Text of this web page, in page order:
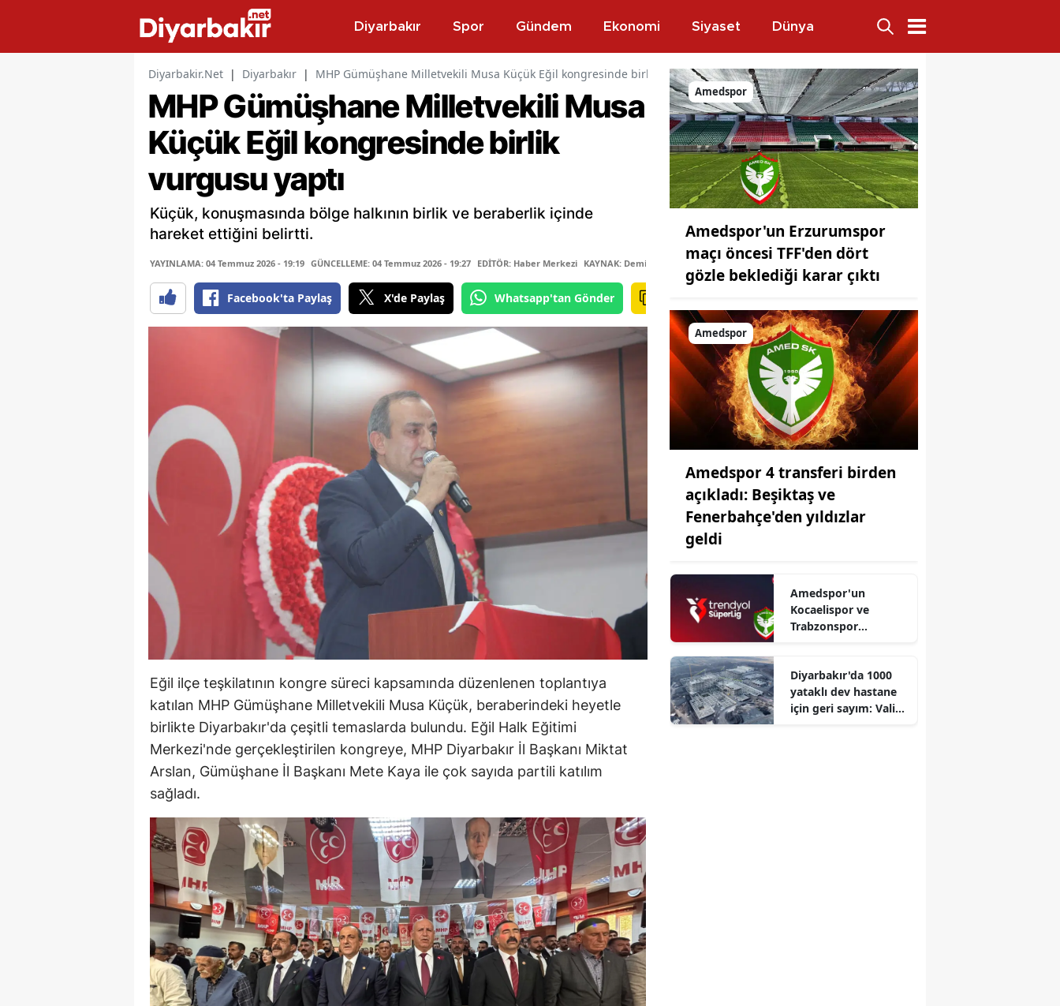
Diyarbakır Spor Gündem Ekonomi Siyaset Dünya
Diyarbakir.Net | Diyarbakır | MHP Gümüşhane Milletvekili Musa Küçük Eğil kongresinde birlik vurgusu yaptı
MHP Gümüşhane Milletvekili Musa
Küçük Eğil kongresinde birlik
vurgusu yaptı
Küçük, konuşmasında bölge halkının birlik ve beraberlik içinde
hareket ettiğini belirtti.
YAYINLAMA: 04 Temmuz 2026 - 19:19 GÜNCELLEME: 04 Temmuz 2026 - 19:27 EDİTÖR: Haber Merkezi KAYNAK: Demirören Haber Ajansı
Facebook'ta Paylaş X'de Paylaş Whatsapp'tan Gönder
Eğil ilçe teşkilatının kongre süreci kapsamında düzenlenen toplantıya
katılan MHP Gümüşhane Milletvekili Musa Küçük, beraberindeki heyetle
birlikte Diyarbakır'da çeşitli temaslarda bulundu. Eğil Halk Eğitimi
Merkezi'nde gerçekleştirilen kongreye, MHP Diyarbakır İl Başkanı Miktat
Arslan, Gümüşhane İl Başkanı Mete Kaya ile çok sayıda partili katılım
sağladı.
Amedspor
Amedspor'un Erzurumspor
maçı öncesi TFF'den dört
gözle beklediği karar çıktı
Amedspor
Amedspor 4 transferi birden
açıkladı: Beşiktaş ve
Fenerbahçe'den yıldızlar
geldi
Amedspor'un
Kocaelispor ve
Trabzonspor
Diyarbakır'da 1000
yataklı dev hastane
için geri sayım: Vali